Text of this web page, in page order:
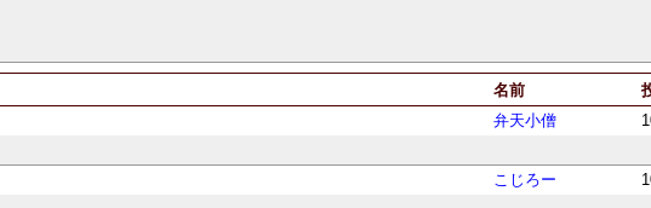
名前
弁天小僧
こじろー